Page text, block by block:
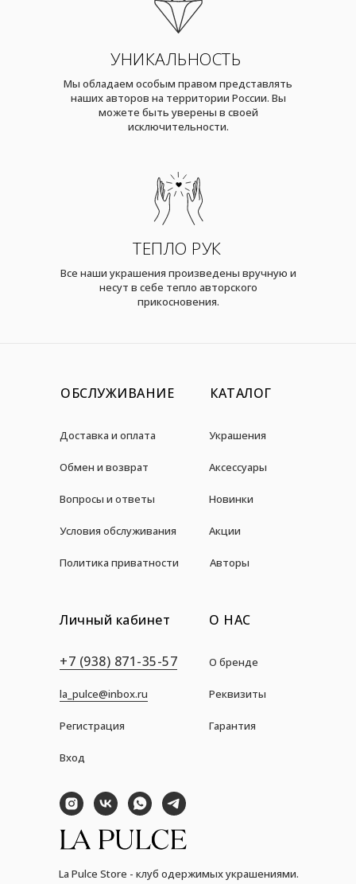
УНИКАЛЬНОСТЬ
Мы обладаем особым правом представлять
наших авторов на территории России. Вы
можете быть уверены в своей
исключительности.
ТЕПЛО РУК
Все наши украшения произведены вручную и
несут в себе тепло авторского
прикосновения.
ОБСЛУЖИВАНИЕ
Доставка и оплата
Обмен и возврат
Вопросы и ответы
КАТАЛОГ
Украшения
Аксессуары
Новинки
Акции
Условия обслуживания
Политика приватности
О НАС
О бренде
Авторы
Личный кабинет
Вход
+7 (938) 871-35-57
la_pulce@inbox.ru
La Pulce Store - клуб одержимых украшениями.
Реквизиты
Гарантия
Регистрация